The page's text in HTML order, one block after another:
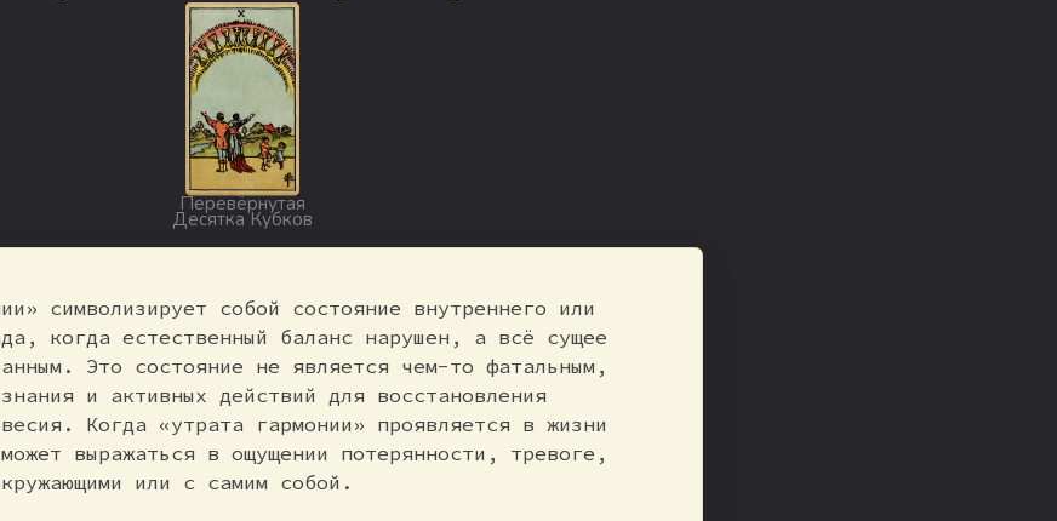
Перевёрнутая
Десятка Кубков
символизирует собой состояние внутреннего или
когда естественный баланс нарушен, а всё сущее
Это состояние не является чем-то фатальным,
и активных действий для восстановления
Когда «утрата гармонии» проявляется в жизни
выражаться в ощущении потерянности, тревоге,
или с самим собой.